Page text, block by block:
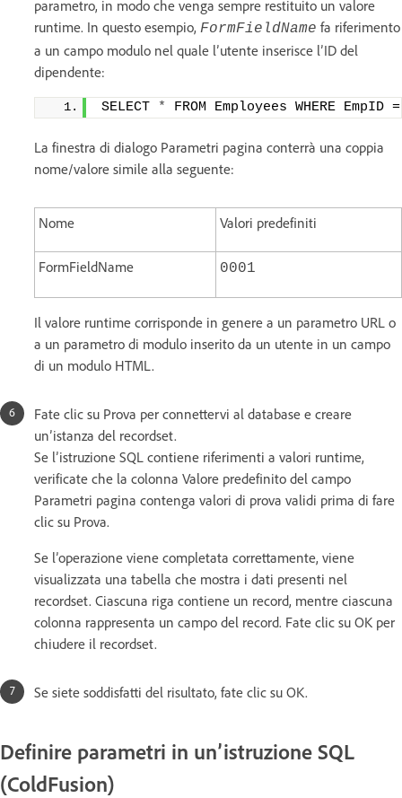
parametro, in modo che venga sempre restituito un valore
runtime. In questo esempio, FormFieldName fa riferimento
a un campo modulo nel quale l’utente inserisce l’ID del
dipendente:
SELECT * FROM Employees WHERE
La finestra di dialogo Parametri pagina conterrà una coppia
nome/valore simile alla seguente:
Nome Valori predefiniti
FormFieldName 0001
Il valore runtime corrisponde in genere a un parametro URL o
a un parametro di modulo inserito da un utente in un campo
di un modulo HTML.
Fate clic su Prova per connettervi al database e creare
un’istanza del recordset.
Se l’istruzione SQL contiene riferimenti a valori runtime,
verificate che la colonna Valore predefinito del campo
Parametri pagina contenga valori di prova validi prima di fare
clic su Prova.
Se l’operazione viene completata correttamente, viene
visualizzata una tabella che mostra i dati presenti nel
recordset. Ciascuna riga contiene un record, mentre ciascuna
colonna rappresenta un campo del record. Fate clic su OK per
chiudere il recordset.
Se siete soddisfatti del risultato, fate clic su OK.
Definire parametri in un’istruzione SQL
(ColdFusion)